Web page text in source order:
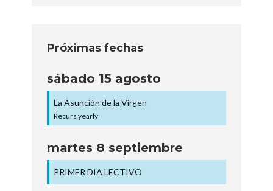
Próximas fechas
sábado 15 agosto
La Asunción de la Virgen
Recurs yearly
martes 8 septiembre
PRIMER DIA LECTIVO